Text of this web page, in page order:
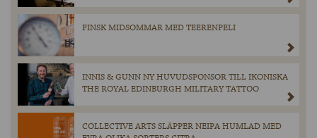
FINSK MIDSOMMAR MED TEERENPELI
INNIS & GUNN NY HUVUDSPONSOR TILL IKONISKA
THE ROYAL EDINBURGH MILITARY TATTOO
COLLECTIVE ARTS SLÄPPER NEIPA HUMLAD MED